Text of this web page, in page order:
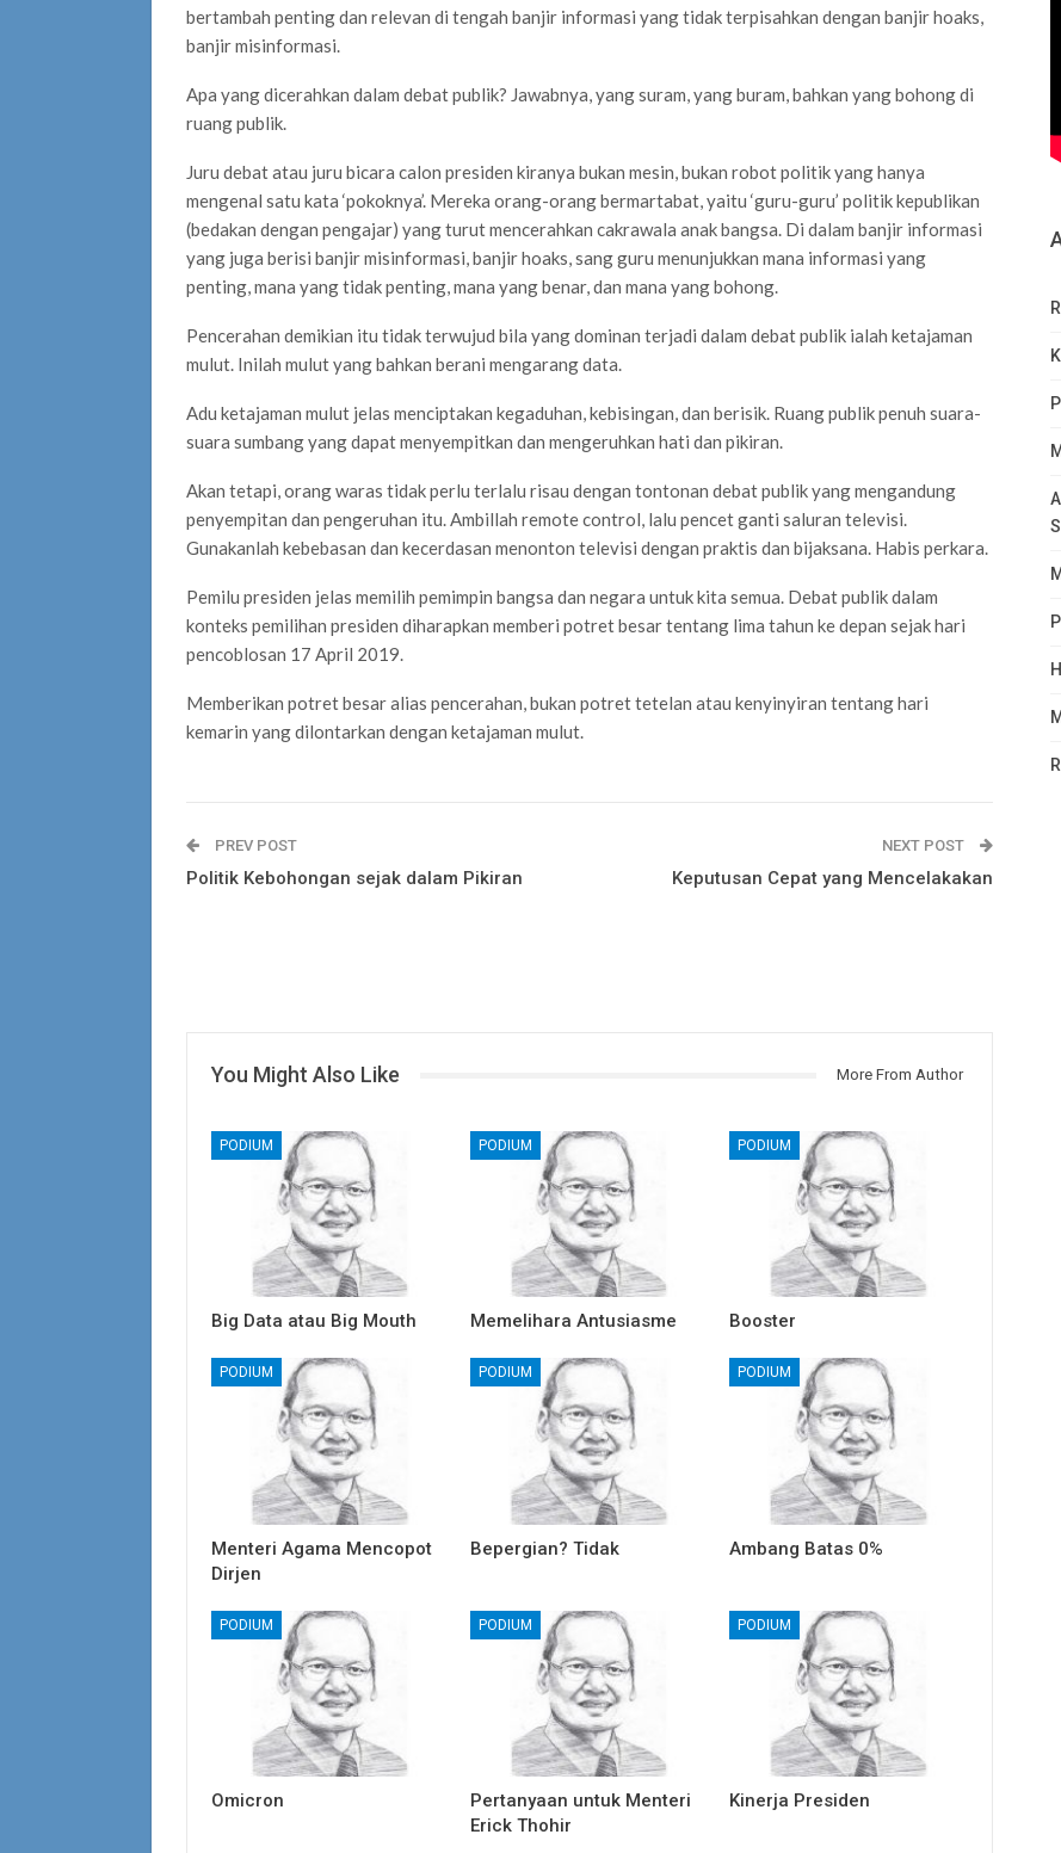
bertambah penting dan relevan di tengah banjir informasi yang tidak terpisahkan dengan banjir hoaks,
banjir misinformasi.
Apa yang dicerahkan dalam debat publik? Jawabnya, yang suram, yang buram, bahkan yang bohong di
ruang publik.
Juru debat atau juru bicara calon presiden kiranya bukan mesin, bukan robot politik yang hanya
mengenal satu kata ‘pokoknya’. Mereka orang-orang bermartabat, yaitu ‘guru-guru’ politik kepublikan
(bedakan dengan pengajar) yang turut mencerahkan cakrawala anak bangsa. Di dalam banjir informasi
yang juga berisi banjir misinformasi, banjir hoaks, sang guru menunjukkan mana informasi yang
penting, mana yang tidak penting, mana yang benar, dan mana yang bohong.
Pencerahan demikian itu tidak terwujud bila yang dominan terjadi dalam debat publik ialah ketajaman
mulut. Inilah mulut yang bahkan berani mengarang data.
Adu ketajaman mulut jelas menciptakan kegaduhan, kebisingan, dan berisik. Ruang publik penuh suara-
suara sumbang yang dapat menyempitkan dan mengeruhkan hati dan pikiran.
Akan tetapi, orang waras tidak perlu terlalu risau dengan tontonan debat publik yang mengandung
penyempitan dan pengeruhan itu. Ambillah remote control, lalu pencet ganti saluran televisi.
Gunakanlah kebebasan dan kecerdasan menonton televisi dengan praktis dan bijaksana. Habis perkara.
Pemilu presiden jelas memilih pemimpin bangsa dan negara untuk kita semua. Debat publik dalam
konteks pemilihan presiden diharapkan memberi potret besar tentang lima tahun ke depan sejak hari
pencoblosan 17 April 2019.
Memberikan potret besar alias pencerahan, bukan potret tetelan atau kenyinyiran tentang hari
kemarin yang dilontarkan dengan ketajaman mulut.
PREV POST
Politik Kebohongan sejak dalam Pikiran
NEXT POST
Keputusan Cepat yang Mencelakakan
You Might Also Like More From Author
PODIUM
Big Data atau Big Mouth
PODIUM
Memelihara Antusiasme
PODIUM
Booster
PODIUM
Menteri Agama Mencopot
Dirjen
PODIUM
Bepergian? Tidak
PODIUM
Ambang Batas 0%
PODIUM
Omicron
PODIUM
Pertanyaan untuk Menteri
Erick Thohir
PODIUM
Kinerja Presiden